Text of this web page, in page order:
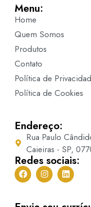
Menu:
Home
Quem Somos
Produtos
Contato
Política de
Política de Cookies
Endereço:
Rua Paulo
Caieiras - SP,
Redes sociais: